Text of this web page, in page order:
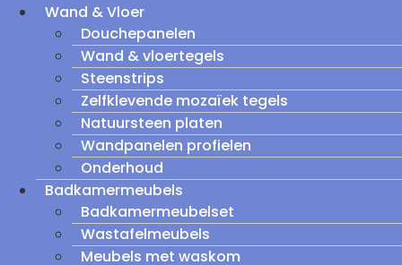
Wand & Vloer
Douchepanelen
Wand & vloertegels
Steenstrips
Zelfklevende mozaïek tegels
Natuursteen platen
Wandpanelen profielen
Onderhoud
Badkamermeubels
Badkamermeubelset
Wastafelmeubels
Meubels met waskom